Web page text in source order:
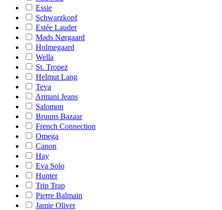
Essie
Schwarzkopf
Estée Lauder
Mads Nørgaard
Holmegaard
Wella
St. Tropez
Helmut Lang
Teva
Armani Jeans
Salomon
Bruuns Bazaar
French Connection
Omega
Canon
Hay
Eva Solo
Hunter
Trip Trap
Pierre Balmain
Jamie Oliver